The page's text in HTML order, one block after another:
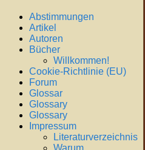
Abstimmungen
Artikel
Autoren
Bücher
Willkommen!
Cookie-Richtlinie (EU)
Forum
Glossar
Glossary
Glossary
Impressum
Literaturverzeichnis
Warum